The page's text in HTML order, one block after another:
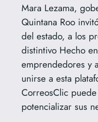
Mara Lezama,
Quintana Roo
del estado, a los
distintivo Hecho
emprendedores y
unirse a esta
CorreosClic
potencializar sus